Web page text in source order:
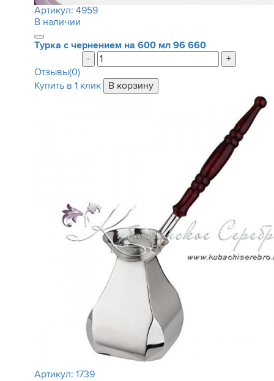
Артикул: 4959
В наличии
Турка с чернением на 600 мл 96 660
-
+
Отзывы(0)
Купить в 1 клик
Артикул: 1739